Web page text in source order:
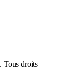
Tous droits